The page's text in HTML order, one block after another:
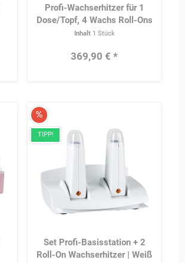
Profi-Wachserhitzer für 1
Dose/Topf, 4 Wachs Roll-Ons
und 1 Roll-On Wachserhitzer
Inhalt 1 Stück
369,90 € *
Merken
TIPP!
Set Profi-Basisstation + 2
Roll-On Wachserhitzer | Weiß